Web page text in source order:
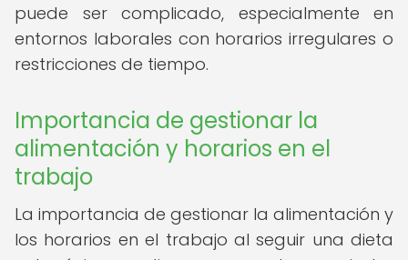
puede ser complicado, especialmente en
entornos laborales con horarios irregulares o
restricciones de tiempo.
Importancia de gestionar la
alimentación y horarios en el
trabajo
La importancia de gestionar la alimentación y
los horarios en el trabajo al seguir una dieta